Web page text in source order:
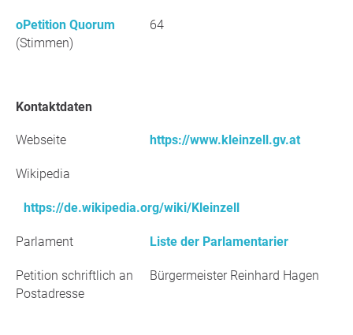
oPetition Quorum
(Stimmen)
64
Kontaktdaten
Webseite https://www.kleinzell.gv.at
Wikipedia
https://de.wikipedia.org/wiki/Kleinzell
Parlament Liste der Parlamentarier
Petition schriftlich an
Postadresse
Bürgermeister Reinhard Hagen